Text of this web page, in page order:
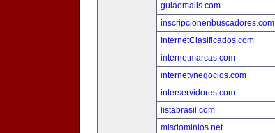
guiaemails.com
inscripcionenbuscadores.com
InternetClasificados.com
internetmarcas.com
internetynegocios.com
interservidores.com
listabrasil.com
misdominios.net